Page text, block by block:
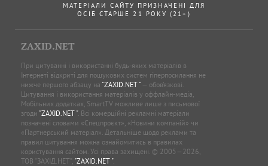
МАТЕРІАЛИ САЙТУ ПРИЗНАЧЕНІ ДЛЯ
ОСІБ СТАРШЕ 21 РОКУ (21+)
ZAXID.NET
При цитуванні і використанні будь-яких матеріалів в
Інтернеті відкриті для пошукових систем гіперпосилання не
нижче першого абзацу на "ZAXID.NET "— обов’язкові.
Цитування і використання матеріалів у оффлайн-медіа,
Мобільних додатках, SmartTV можливе лише з письмової
згоди "ZAXID.NET ". Всі комерційні рекламні матеріали
позначені словами «Спецпроєкт», «Новини компаній» чи
«Партнерський матеріал». Детальніше щодо реклами та
правил цитування можна ознайомитись в правилах
користування сайтом. Усі права захищені. © 2005—2026,
ТОВ “ЗАХІД.НЕТ”, "ZAXID.NET ".